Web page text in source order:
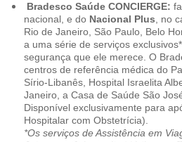
Bradesco Saúde CONCIERGE:
nacional, e do Nacional Plus , no
Rio de Janeiro, São Paulo, Belo
a uma série de serviços
segurança que ele merece. O
centros de referência médica do
Sírio-Libanês, Hospital Israelita
Janeiro, a Casa de Saúde São
Disponível exclusivamente para
Hospitalar com Obstetrícia).
*Os serviços de Assistência em